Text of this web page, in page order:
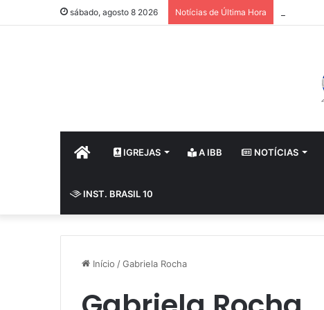
sábado, agosto 8 2026 Notícias de Última Hora
HOME IGREJAS A IBB NOTÍCIAS
INST. BRASIL 10
Início /Gabriela Rocha